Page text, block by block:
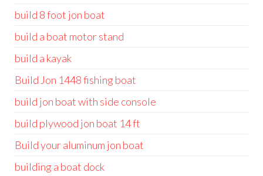
build 8 foot jon boat
build a boat motor stand
build a kayak
Build Jon 1448 fishing boat
build jon boat with side console
build plywood jon boat 14 ft
Build your aluminum jon boat
building a boat dock